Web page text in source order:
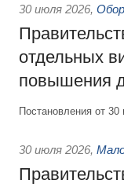
30 июля 2026,
отдельных
повышения
Постановления от
30 июля 2026,